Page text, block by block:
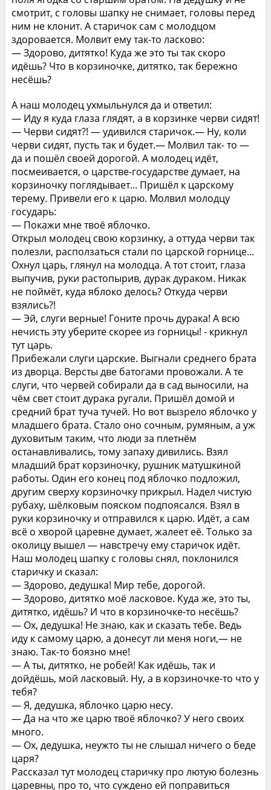
смотрит, с головы шапку не снимает, головы перед
ним не клонит. А старичок сам с молодцом
здоровается. Молвит ему так-то ласково:
— Здорово, дитятко! Куда же это ты так скоро
идёшь? Что в корзиночке, дитятко, так бережно
несёшь?
А наш молодец ухмыльнулся да и ответил:
— Иду я куда глаза глядят, а в корзинке черви сидят!
— Черви сидят?! — удивился старичок.— Ну, коли
черви сидят, пусть так и будет.— Молвил так- то —
да и пошёл своей дорогой. А молодец идёт,
посмеивается, о царстве-государстве думает, на
корзиночку поглядывает... Пришёл к царскому
терему. Привели его к царю. Молвил молодцу
государь:
— Покажи мне твоё яблочко.
Открыл молодец свою корзинку, а оттуда черви так
полезли, расползаться стали по царской горнице...
Охнул царь, глянул на молодца. А тот стоит, глаза
выпучив, руки растопырив, дурак дураком. Никак
не поймёт, куда яблоко делось? Откуда черви
взялись?!
— Эй, слуги верные! Гоните прочь дурака! А всю
нечисть эту уберите скорее из горницы! - крикнул
тут царь.
Прибежали слуги царские. Выгнали среднего брата
из дворца. Версты две батогами провожали. А те
слуги, что червей собирали да в сад выносили, на
чём свет стоит дурака ругали. Пришёл домой и
средний брат туча тучей. Но вот вызрело яблочко у
младшего брата. Стало оно сочным, румяным, а уж
духовитым таким, что люди за плетнём
останавливались, тому запаху дивились. Взял
младший брат корзиночку, рушник матушкиной
работы. Один его конец под яблочко подложил,
другим сверху корзиночку прикрыл. Надел чистую
рубаху, шёлковым пояском подпоясался. Взял в
руки корзиночку и отправился к царю. Идёт, а сам
всё о хворой царевне думает, жалеет её. Только за
околицу вышел — навстречу ему старичок идёт.
Наш молодец шапку с головы снял, поклонился
старичку и сказал:
— Здорово, дедушка! Мир тебе, дорогой.
— Здорово, дитятко моё ласковое. Куда же, это ты,
дитятко, идёшь? И что в корзиночке-то несёшь?
— Ох, дедушка! Не знаю, как и сказать тебе. Ведь
иду к самому царю, а донесут ли меня ноги,— не
знаю. Так-то боязно мне!
— А ты, дитятко, не робей! Как идёшь, так и
дойдёшь, мой ласковый. Ну, а в корзиночке-то что у
тебя?
— Я, дедушка, яблочко царю несу.
— Да на что же царю твоё яблочко? У него своих
много.
— Ох, дедушка, неужто ты не слышал ничего о беде
царя?
Рассказал тут молодец старичку про лютую болезнь
царевны, про то, что суждено ей поправиться